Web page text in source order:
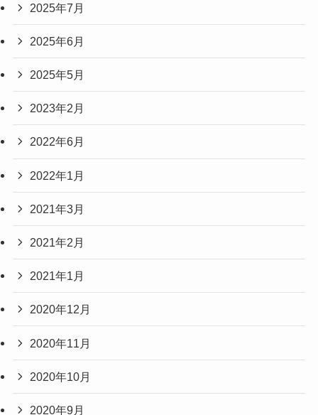
2025年7月
2025年6月
2025年5月
2023年2月
2022年6月
2022年1月
2021年3月
2021年2月
2021年1月
2020年12月
2020年11月
2020年10月
2020年9月